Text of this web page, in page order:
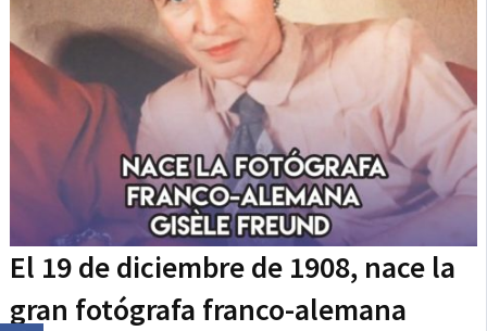
El 19 de diciembre de 1908, nace la
gran fotógrafa franco-alemana